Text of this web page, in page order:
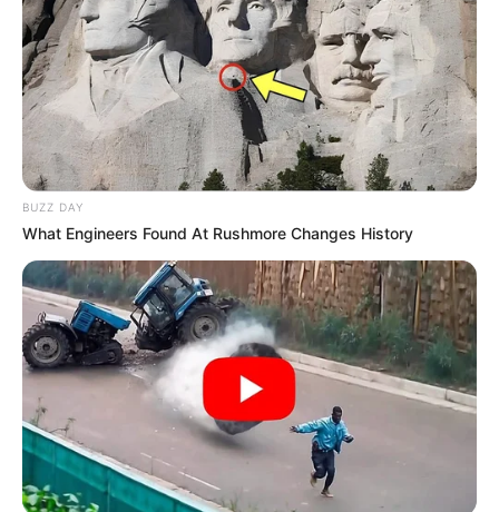
BUZZ DAY
What Engineers Found At Rushmore Changes History